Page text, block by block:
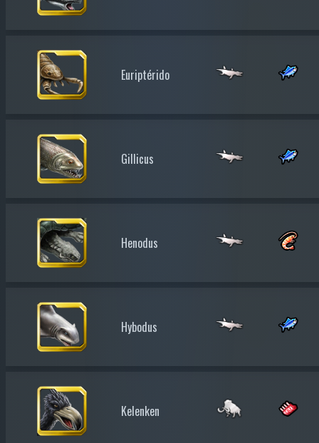
Euriptérido
Gillicus
Henodus
Hybodus
Kelenken